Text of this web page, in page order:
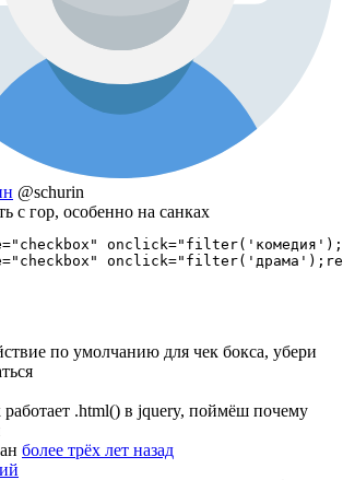
@schurin
с гор, особенно на санках
по умолчанию для чек бокса, убери
.html() в jquery, поймёш почему
более трёх лет назад